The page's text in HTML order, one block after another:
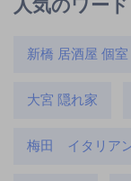
人気のワード
新橋 居酒屋 個室
大宮 隠れ家
梅田 イタリア